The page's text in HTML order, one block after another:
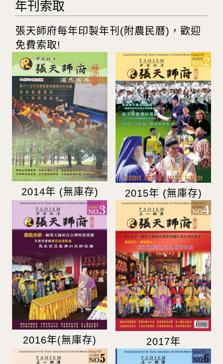
年刊索取
張天師府每年印製年刊(附農民曆)，歡迎
免費索取!
2014年 (無庫存) 2015年 (無庫存)
2016年(無庫存) 2017年